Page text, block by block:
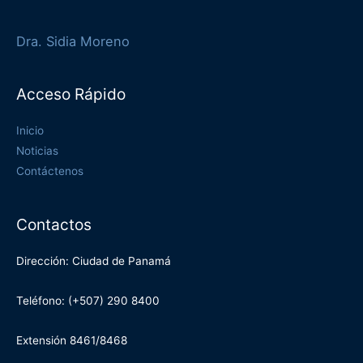
Dra. Sidia Moreno
Acceso Rápido
Inicio
Noticias
Contáctenos
Contactos
Dirección: Ciudad de Panamá
Teléfono: (+507) 290 8400
Extensión 8461/8468